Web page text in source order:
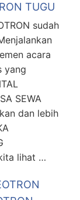
TUGU
sudah
acara
yang
SEWA
dan lebih
lihat …